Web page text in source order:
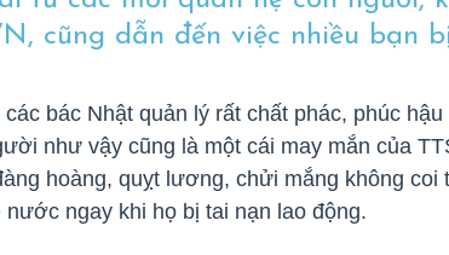
cũng dẫn đến việc nhiều bạn
bác Nhật quản lý rất chất phác, phúc hậu
như vậy cũng là một cái may mắn của
hoàng, quỵt lương, chửi mắng không coi
ngay khi họ bị tai nạn lao động.